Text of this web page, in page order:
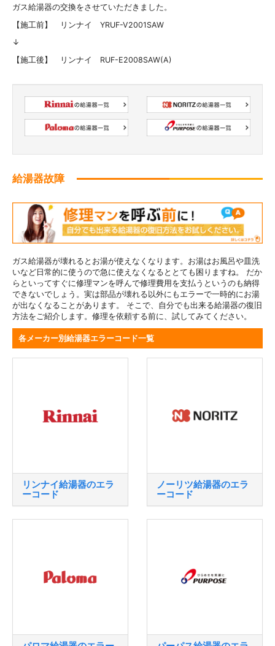
ガス給湯器の交換をさせていただきました。
【施工前】 リンナイ YRUF-V2001SAW
↓
【施工後】 リンナイ RUF-E2008SAW(A)
給湯器故障
ガス給湯器が壊れるとお湯が使えなくなります。お湯はお風呂や皿洗
いなど日常的に使うので急に使えなくなるととても困りますね。 だか
らといってすぐに修理マンを呼んで修理費用を支払うというのも納得
できないでしょう。実は部品が壊れる以外にもエラーで一時的にお湯
が出なくなることがあります。 そこで、自分でも出来る給湯器の復旧
方法をご紹介します。修理を依頼する前に、試してみてください。
各メーカー別給湯器エラーコード一覧
リンナイ給湯器のエラ
ーコード
ノーリツ給湯器のエラ
ーコード